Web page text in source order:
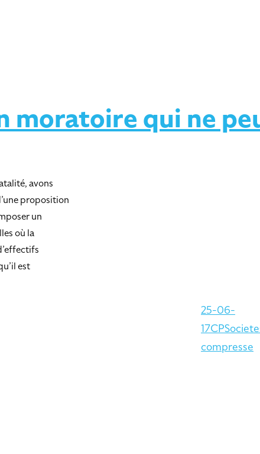
moratoire qui ne
avons
proposition
un
où la
est
25-06-
compresse